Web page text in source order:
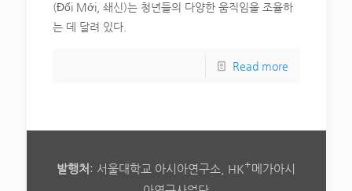
(Đổi Mới, 쇄신)는 청년들의 다양한 움직임을 조율하
는 데 달려 있다.
Read more
발행처 : 서울대학교 아시아연구소, HK+메가아시